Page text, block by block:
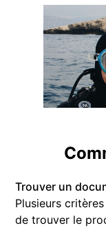
Trouver un
Plusieurs
de trouver le